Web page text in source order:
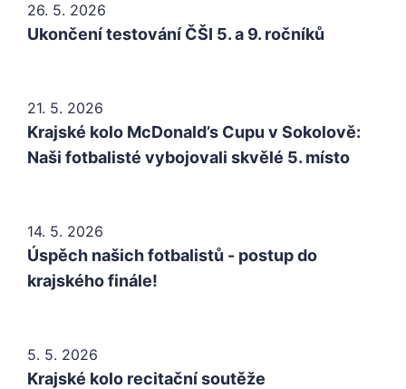
26. 5. 2026
Ukončení testování ČŠI 5. a 9. ročníků
21. 5. 2026
Krajské kolo McDonald’s Cupu v Sokolově:
Naši fotbalisté vybojovali skvělé 5. místo
14. 5. 2026
Úspěch našich fotbalistů - postup do
krajského finále!
5. 5. 2026
Krajské kolo recitační soutěže